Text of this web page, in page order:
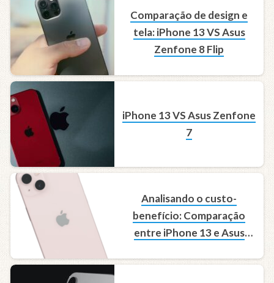
Comparação de design e
tela: iPhone 13 VS Asus
Zenfone 8 Flip
iPhone 13 VS Asus Zenfone
7
Analisando o custo-
benefício: Comparação
entre iPhone 13 e Asus